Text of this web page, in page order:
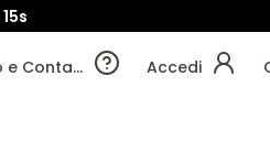
13s
Aiuto e Contatti Accedi